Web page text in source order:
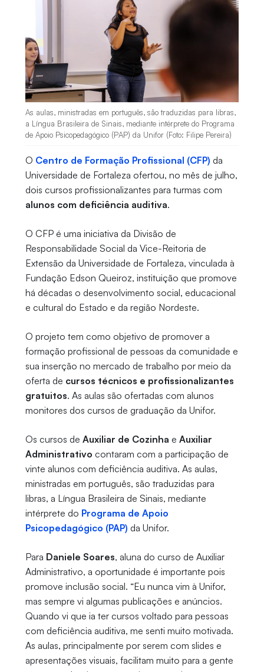
As aulas, ministradas em português, são traduzidas para libras,
a Língua Brasileira de Sinais, mediante intérprete do Programa
de Apoio Psicopedagógico (PAP) da Unifor (Foto: Filipe Pereira)
O Centro de Formação Profissional (CFP) da
Universidade de Fortaleza ofertou, no mês de julho,
dois cursos profissionalizantes para turmas com
alunos com deficiência auditiva.
O CFP é uma iniciativa da Divisão de
Responsabilidade Social da Vice-Reitoria de
Extensão da Universidade de Fortaleza, vinculada à
Fundação Edson Queiroz, instituição que promove
há décadas o desenvolvimento social, educacional
e cultural do Estado e da região Nordeste.
O projeto tem como objetivo de promover a
formação profissional de pessoas da comunidade e
sua inserção no mercado de trabalho por meio da
oferta de cursos técnicos e profissionalizantes
gratuitos. As aulas são ofertadas com alunos
monitores dos cursos de graduação da Unifor.
Os cursos de Auxiliar de Cozinha e Auxiliar
Administrativo contaram com a participação de
vinte alunos com deficiência auditiva. As aulas,
ministradas em português, são traduzidas para
libras, a Língua Brasileira de Sinais, mediante
intérprete do Programa de Apoio
Psicopedagógico (PAP) da Unifor.
Para Daniele Soares, aluna do curso de Auxiliar
Administrativo, a oportunidade é importante pois
promove inclusão social. “Eu nunca vim à Unifor,
mas sempre vi algumas publicações e anúncios.
Quando vi que ia ter cursos voltado para pessoas
com deficiência auditiva, me senti muito motivada.
As aulas, principalmente por serem com slides e
apresentações visuais, facilitam muito para a gente